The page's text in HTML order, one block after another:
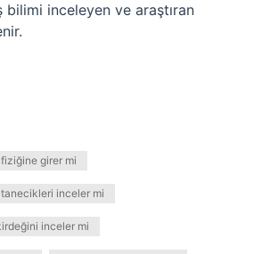
bilimi inceleyen ve araştıran
girer mi
inceler mi
inceler mi